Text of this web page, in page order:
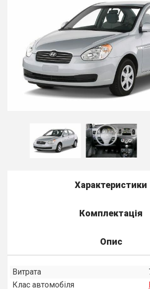
Характеристики
Комплектація
Опис
Витрата
Клас автомобіля